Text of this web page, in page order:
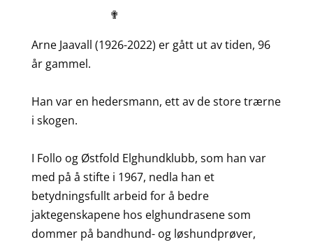
✟
Arne Jaavall (1926-2022) er gått ut av tiden, 96
år gammel.
Han var en hedersmann, ett av de store trærne
i skogen.
I Follo og Østfold Elghundklubb, som han var
med på å stifte i 1967, nedla han et
betydningsfullt arbeid for å bedre
jaktegenskapene hos elghundrasene som
dommer på bandhund- og løshundprøver,